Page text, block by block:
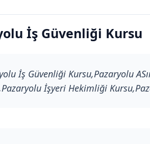
İş Güvenliği Kursu
İş Güvenliği Kursu,Pazaryolu
İşyeri Hekimliği